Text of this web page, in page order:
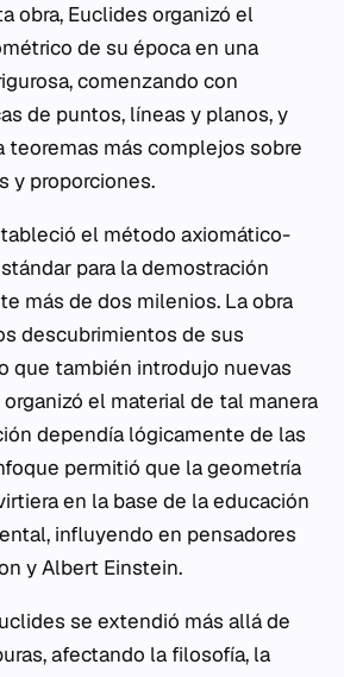
obra, Euclides organizó el
de su época en una
comenzando con
de puntos, líneas y planos, y
teoremas más complejos sobre
y proporciones.
el método axiomático-
para la demostración
más de dos milenios. La obra
descubrimientos de sus
que también introdujo nuevas
el material de tal manera
dependía lógicamente de las
permitió que la geometría
en la base de la educación
influyendo en pensadores
y Albert Einstein.
se extendió más allá de
afectando la filosofía, la